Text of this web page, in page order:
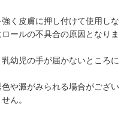
く皮膚に押し付けて使用しな
ールの不具合の原因となりま
幼児の手が届かないところに
や澱がみられる場合がござい
ん。